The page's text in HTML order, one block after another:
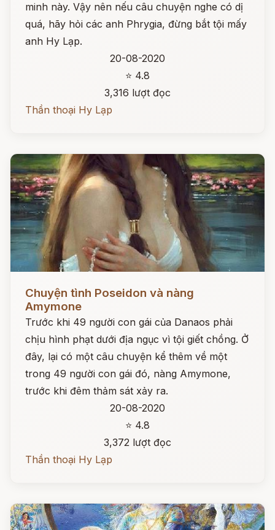
minh này. Vậy nên nếu câu chuyện nghe có dị
quá, hãy hỏi các anh Phrygia, đừng bắt tội mấy
anh Hy Lạp.
20-08-2020
⭐ 4.8
3,316 lượt đọc
Thần thoại Hy Lạp
Chuyện tình Poseidon và nàng
Amymone
Trước khi 49 người con gái của Danaos phải
chịu hình phạt dưới địa ngục vì tội giết chồng. Ở
đây, lại có một câu chuyện kể thêm về một
trong 49 người con gái đó, nàng Amymone,
trước khi đêm thảm sát xảy ra.
20-08-2020
⭐ 4.8
3,372 lượt đọc
Thần thoại Hy Lạp